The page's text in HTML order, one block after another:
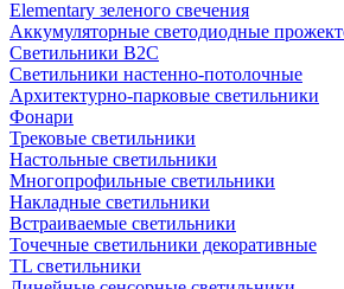
Elementary зеленого свечения
Аккумуляторные светодиодные
Светильники B2C
Светильники настенно-потолочные
Архитектурно-парковые светильники
Фонари
Трековые светильники
Настольные светильники
Многопрофильные светильники
Накладные светильники
Встраиваемые светильники
Точечные светильники декоративные
TL светильники